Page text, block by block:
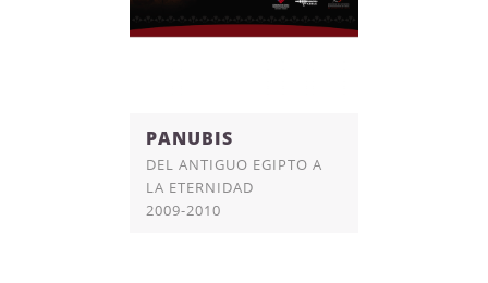
PANUBIS
DEL ANTIGUO EGIPTO A
LA ETERNIDAD
2009-2010